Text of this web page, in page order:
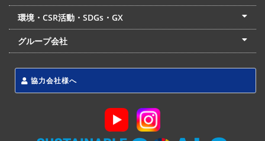
会社概要
経営理念
沿革
リクルート
最新情報
お問合せ
環境・CSR活動・SDGs・GX
LSS流動化処理工法
CSR・SDGs・GX
発電事業
次世代ZEBオフィス
グループ会社
協力会社様へ